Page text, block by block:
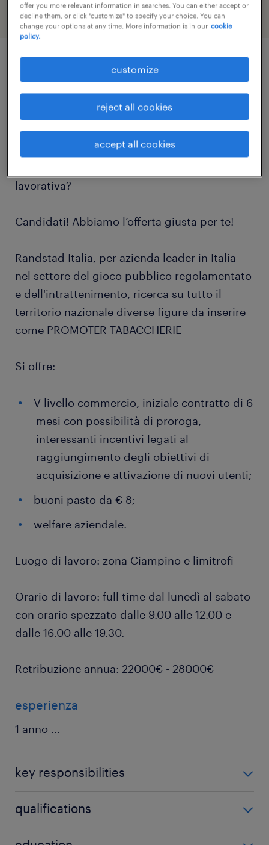
job details
Hai esperienza in ruoli commerciali,
promozionali o vendite?
lavorativa?
Candidati! Abbiamo l’offerta giusta per te!
Randstad Italia, per azienda leader in Italia
nel settore del gioco pubblico regolamentato
e dell'intrattenimento, ricerca su tutto il
territorio nazionale diverse figure da inserire
come PROMOTER TABACCHERIE
Si offre:
V livello commercio, iniziale contratto di 6
mesi con possibilità di proroga,
interessanti incentivi legati al
raggiungimento degli obiettivi di
acquisizione e attivazione di nuovi utenti;
buoni pasto da € 8;
welfare aziendale.
Luogo di lavoro: zona Ciampino e limitrofi
Orario di lavoro: full time dal lunedì al sabato
con orario spezzato dalle 9.00 alle 12.00 e
dalle 16.00 alle 19.30.
Retribuzione annua: 22000€ - 28000€
esperienza
1 anno ...
key responsibilities
qualifications
offer you more relevant information in searches. You can either accept or
decline them, or click "customize" to specify your choice. You can
change your options at any time. More information is in our cookie
policy.
customize
reject all cookies
accept all cookies